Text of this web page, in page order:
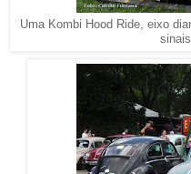
Uma Kombi Hood Ride, eixo